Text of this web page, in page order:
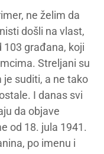
ne želim da
došli na vlast,
103 građana, koji
Streljani su
suditi, a ne tako
I danas svi
da objave
od 18. jula 1941.
po imenu i